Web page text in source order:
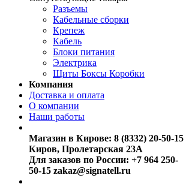
Разъемы
Кабельные сборки
Крепеж
Кабель
Блоки питания
Электрика
Щиты Боксы Коробки
Компания
Доставка и оплата
О компании
Наши работы
Магазин в Кирове: 8 (8332) 20-50-15
Киров, Пролетарская 23А
Для заказов по России: +7 964 250-
50-15 zakaz@signatell.ru